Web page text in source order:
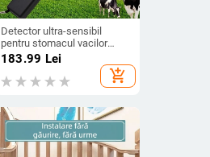
Detector ultra-sensibil
pentru stomacul vacilor
(magnet; pentru bovine;
zootehnie și acvacultură;
asigurare a calității)
183.99 Lei
add_shopping_cart